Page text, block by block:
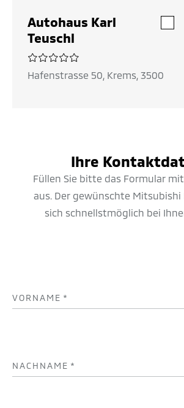
Autohaus Karl
Teuschl
Hafenstrasse 50, Krems, 3500
Ihre
Füllen Sie bitte das Formular
aus. Der gewünschte
sich schnellstmöglich bei
VORNAME *
NACHNAME *